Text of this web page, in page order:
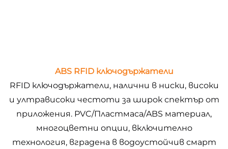
ABS RFID ключодържатели
RFID ключодържатели, налични в ниски, високи
и ултрависоки честоти за широк спектър от
приложения. PVC/Пластмаса/ABS материал,
многоцветни опции, включително
технология, вградена в водоустойчив смарт